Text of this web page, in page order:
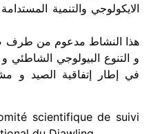
الايكولوجي والتنمية
هذا النشاط مدعوم من طرف
و التنوع البيولوجي الشاطئي و
في إطار إتفاقية الصيد و
scientifique de suivi